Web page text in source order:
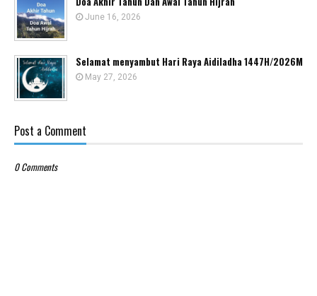
June 16, 2026
Selamat menyambut Hari Raya Aidiladha 1447H/2026M
May 27, 2026
Post a Comment
0 Comments